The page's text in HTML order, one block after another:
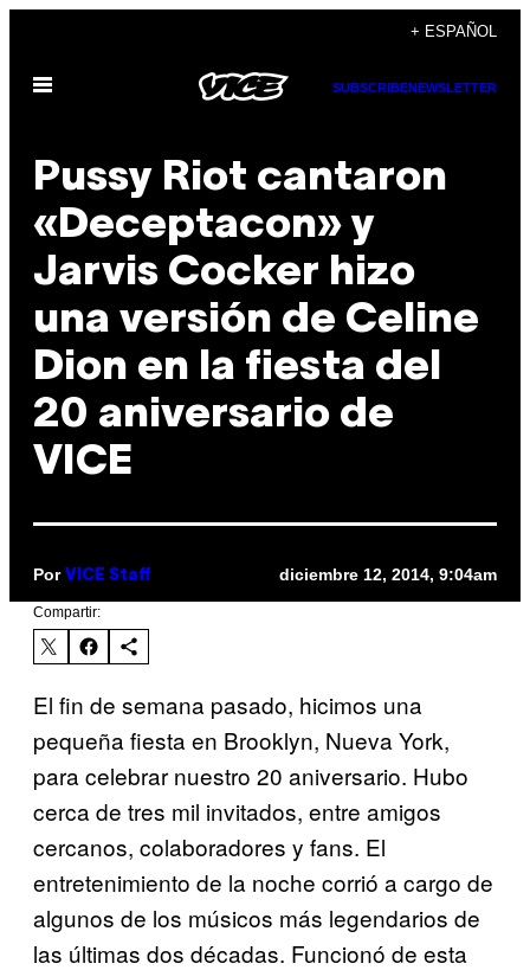
contenido
+ ESPAÑOL
Abrir
SUBSCRIBENEWSLETTER
Pussy Riot cantaron
«Deceptacon» y
Jarvis Cocker hizo
una versión de Celine
Dion en la fiesta del
20 aniversario de
VICE
Por VICE Staff diciembre 12, 2014, 9:04am
Compartir:
El fin de semana pasado, hicimos una
pequeña fiesta en Brooklyn, Nueva York,
para celebrar nuestro 20 aniversario. Hubo
cerca de tres mil invitados, entre amigos
cercanos, colaboradores y fans. El
entretenimiento de la noche corrió a cargo de
algunos de los músicos más legendarios de
las últimas dos décadas. Funcionó de esta